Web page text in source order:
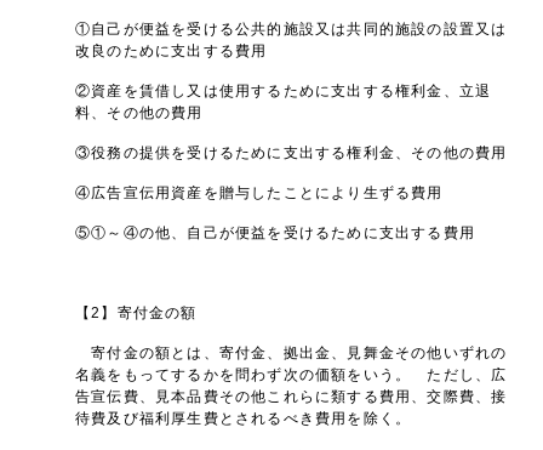
①自己が便益を受ける公共的施設又は共同的施設の設置又は
改良のために支出する費用
②資産を賃借し又は使用するために支出する権利金、立退
料、その他の費用
③役務の提供を受けるために支出する権利金、その他の費用
④広告宣伝用資産を贈与したことにより生ずる費用
⑤①～④の他、自己が便益を受けるために支出する費用
【2】寄付金の額
寄付金の額とは、寄付金、拠出金、見舞金その他いずれの
名義をもってするかを問わず次の価額をいう。 ただし、広
告宣伝費、見本品費その他これらに類する費用、交際費、接
待費及び福利厚生費とされるべき費用を除く。